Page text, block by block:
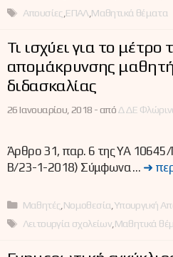
Ετικέτες
Απουσίες ΕΠΑΛ Μαθητικά θέματα
Τι ισχύει για το μέτρο
απομάκρυνσης
διδασκαλίας
26 Ιανουαρίου, 2018 -απόΔΔΕ
Άρθρο 31, παρ. 6 της ΥΑ
Β/23-1-2018) Σύμφωνα … ➜
Κατηγορίες
Μαθητές,Νομοθεσία,Υπουργική
Ετικέτες
Λειτουργία σχολείων,Μαθητικά